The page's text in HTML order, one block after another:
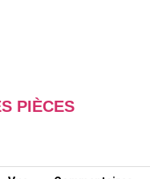
PIÈCES